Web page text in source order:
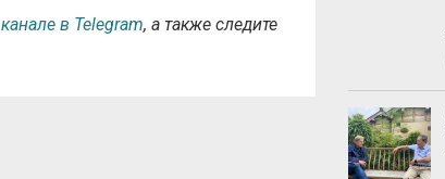
канале в Telegram, а также следите